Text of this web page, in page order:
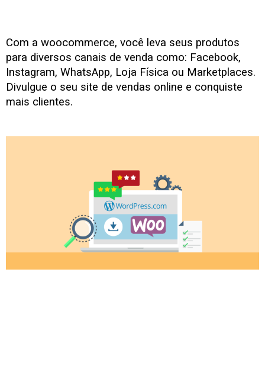
Com a woocommerce, você leva seus produtos
para diversos canais de venda como: Facebook,
Instagram, WhatsApp, Loja Física ou Marketplaces.
Divulgue o seu site de vendas online e conquiste
mais clientes.